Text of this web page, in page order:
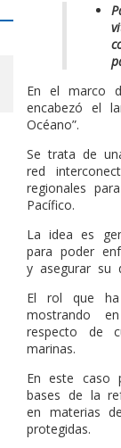
En el marco
encabezó el
Océano”.
Se trata de
red
regionales
Pacífico.
La idea es
para poder
y asegurar su
El rol que
mostrando
respecto de
marinas.
En este caso
bases de la
en materias
protegidas.